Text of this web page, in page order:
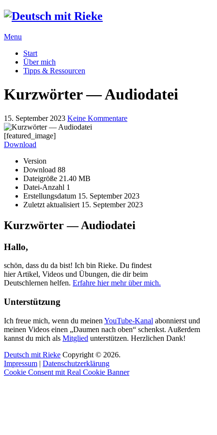
Menu
Start
Über mich
Tipps & Ressourcen
Kurzwörter — Audiodatei
15. September 2023 Keine Kommentare
[featured_image]
Download
Version
Download 88
Dateigröße 21.40 MB
Datei-Anzahl 1
Erstellungsdatum 15. September 2023
Zuletzt aktualisiert 15. September 2023
Kurzwörter — Audiodatei
Hallo,
schön, dass du da bist! Ich bin Rieke. Du findest
hier Artikel, Videos und Übungen, die dir beim
Deutschlernen helfen. Erfahre hier mehr über mich.
Unterstützung
Ich freue mich, wenn du meinen YouTube-Kanal abonnierst und
meinen Videos einen „Daumen nach oben“ schenkst. Außerdem
kannst du mich als Mitglied unterstützen. Herzlichen Dank!
Deutsch mit Rieke Copyright © 2026.
Impressum | Datenschutzerklärung
Cookie Consent mit Real Cookie Banner